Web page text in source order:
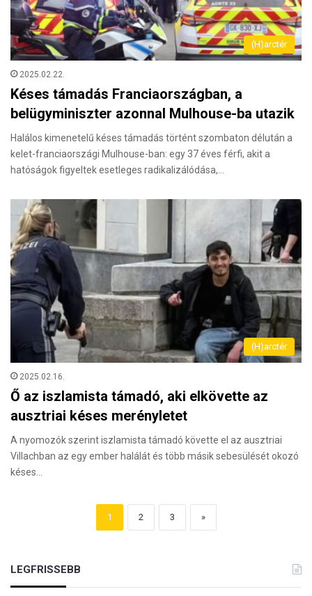
(H)arctér
2025.02.22.
Késes támadás Franciaországban, a
belügyminiszter azonnal Mulhouse-ba utazik
Halálos kimenetelű késes támadás történt szombaton délután a
kelet-franciaországi Mulhouse-ban: egy 37 éves férfi, akit a
hatóságok figyeltek esetleges radikalizálódása,…
(H)arctér
2025.02.16.
Ő az iszlamista támadó, aki elkövette az
ausztriai késes merényletet
A nyomozók szerint iszlamista támadó követte el az ausztriai
Villachban az egy ember halálát és több másik sebesülését okozó
késes…
1 2 3 »
LEGFRISSEBB